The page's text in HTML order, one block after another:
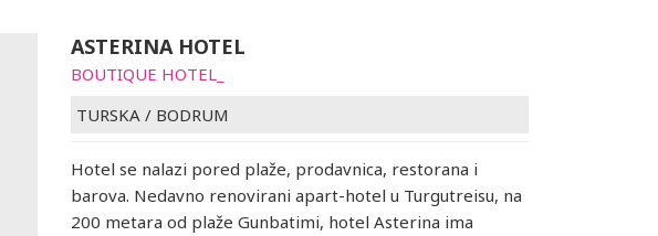
ASTERINA HOTEL
BOUTIQUE HOTEL_
TURSKA / BODRUM
Hotel se nalazi pored plaže, prodavnica, restorana i
barova. Nedavno renovirani apart-hotel u Turgutreisu, na
200 metara od plaže Gunbatimi, hotel Asterina ima